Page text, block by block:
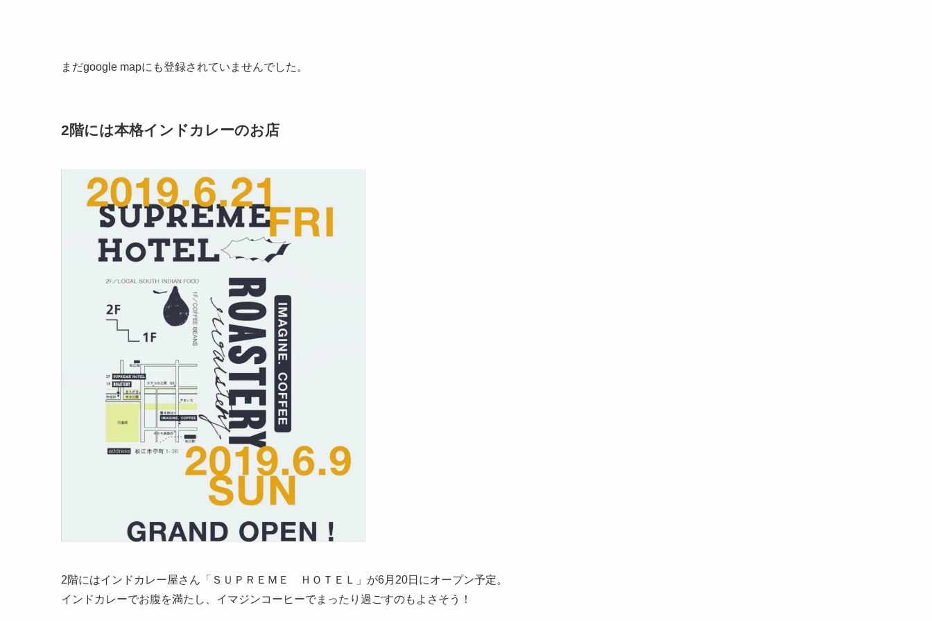
まだgoogle mapにも登録されていませんでした。
2階には本格インドカレーのお店
2階にはインドカレー屋さん「ＳＵＰＲＥＭＥ ＨＯＴＥＬ」が6月20日にオープン予定。
インドカレーでお腹を満たし、イマジンコーヒーでまったり過ごすのもよさそう！